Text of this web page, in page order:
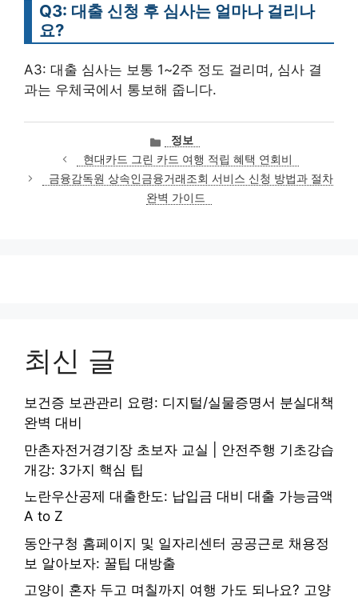
Q3: 대출 신청 후 심사는 얼마나 걸리나
요?
A3: 대출 심사는 보통 1~2주 정도 걸리며, 심사 결
과는 우체국에서 통보해 줍니다.
카
테
고
리
정보
현대카드 그린 카드 여행 적립 혜택 연회비
금융감독원 상속인금융거래조회 서비스 신청 방법과 절차
완벽 가이드
최신 글
보건증 보관관리 요령: 디지털/실물증명서 분실대책
완벽 대비
만촌자전거경기장 초보자 교실 | 안전주행 기초강습
개강: 3가지 핵심 팁
노란우산공제 대출한도: 납입금 대비 대출 가능금액
A to Z
동안구청 홈페이지 및 일자리센터 공공근로 채용정
보 알아보자: 꿀팁 대방출
고양이 혼자 두고 며칠까지 여행 가도 되나요? 고양